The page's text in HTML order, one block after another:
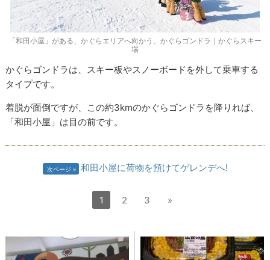
「和田小屋」がある、かぐらエリアへ向かう、かぐらゴンドラ｜かぐらスキー
場
かぐらゴンドラは、スキー板やスノーボードを外して乗車する
タイプです。
着脱が面倒ですが、この約3kmのかぐらゴンドラを降りれば、
「和田小屋」は目の前です。
次ページ 和田小屋に荷物を預けてゲレンデへ!
1 2 3 »